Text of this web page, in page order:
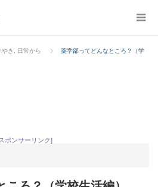
き 日常から
薬学部ってどんなところ？（学
ポンサーリンク]